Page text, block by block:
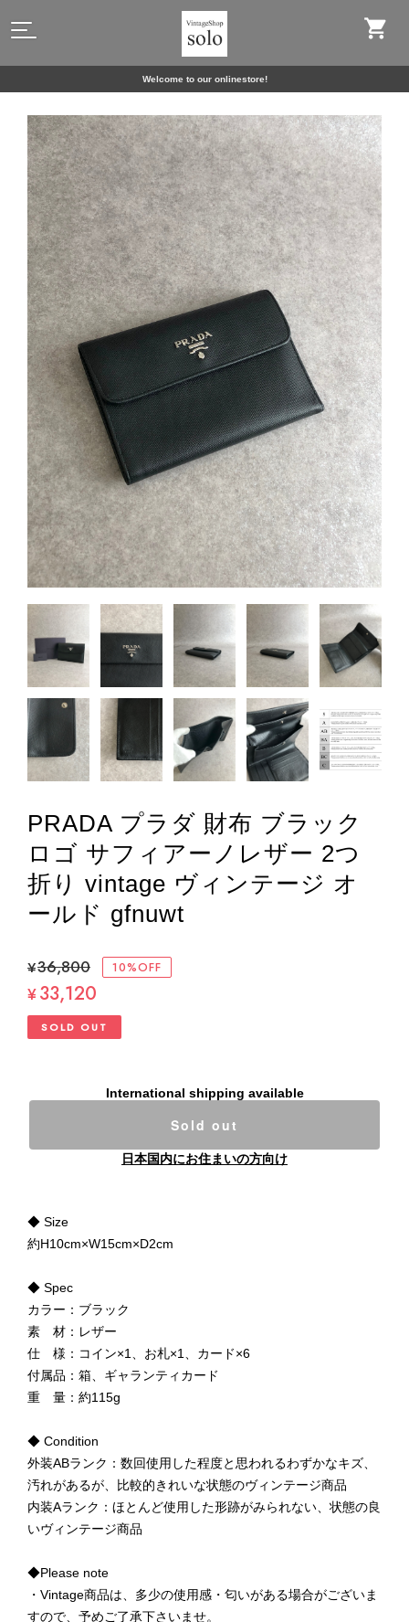
Welcome to our onlinestore!
PRADA プラダ 財布 ブラック
ロゴ サフィアーノレザー 2つ
折り vintage ヴィンテージ オ
ールド gfnuwt
¥36,800 10%OFF
¥33,120
SOLD OUT
International shipping available
Sold out
日本国内にお住まいの方向け
◆ Size
約H10cm×W15cm×D2cm
◆ Spec
カラー：ブラック
素 材：レザー
仕 様：コイン×1、お札×1、カード×6
付属品：箱、ギャランティカード
重 量：約115g
◆ Condition
外装ABランク：数回使用した程度と思われるわずかなキズ、
汚れがあるが、比較的きれいな状態のヴィンテージ商品
内装Aランク：ほとんど使用した形跡がみられない、状態の良
いヴィンテージ商品
◆Please note
・Vintage商品は、多少の使用感・匂いがある場合がございま
すので、予めご了承下さいませ。